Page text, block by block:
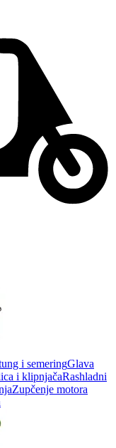
i semeringGlava
i klipnjačaRashladni
Zupčenje motora